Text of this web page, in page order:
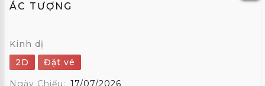
ÁC TƯỢNG
Kinh dị
2D
Đặt vé
Ngày Chiếu: 17/07/2026